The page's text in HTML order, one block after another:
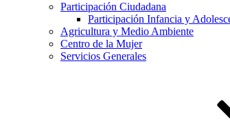
Participación Ciudadana
Participación Infancia y
Agricultura y Medio Ambiente
Centro de la Mujer
Servicios Generales